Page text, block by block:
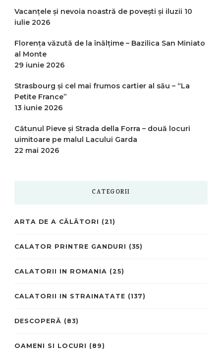
Vacanțele și nevoia noastră de povești și iluzii 10
iulie 2026
Florența văzută de la înălțime – Bazilica San Miniato
al Monte
29 iunie 2026
Strasbourg și cel mai frumos cartier al său – “La
Petite France”
13 iunie 2026
Cătunul Pieve și Strada della Forra – două locuri
uimitoare pe malul Lacului Garda
22 mai 2026
CATEGORII
ARTA DE A CĂLĂTORI (21)
CALATOR PRINTRE GANDURI (35)
CALATORII IN ROMANIA (25)
CALATORII IN STRAINATATE (137)
DESCOPERĂ (83)
OAMENI SI LOCURI (89)